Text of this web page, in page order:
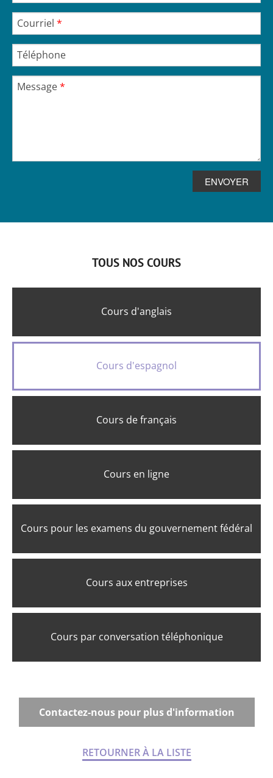
Courriel *
Téléphone
Message*
ENVOYER
TOUS NOS COURS
Cours d'anglais
Cours d'espagnol
Cours de français
Cours en ligne
Cours pour les examens du gouvernement fédéral
Cours aux entreprises
Cours par conversation téléphonique
Contactez-nous pour plus d'information
RETOURNER À LA LISTE